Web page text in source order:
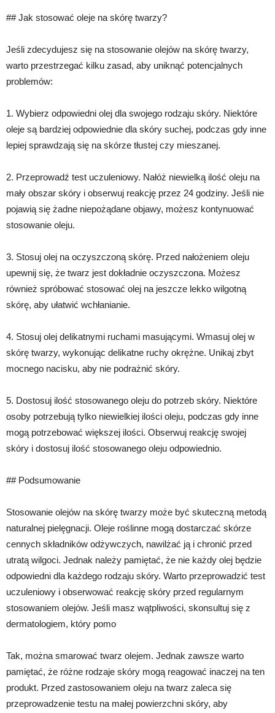
## Jak stosować oleje na skórę twarzy?
Jeśli zdecydujesz się na stosowanie olejów na skórę twarzy,
warto przestrzegać kilku zasad, aby uniknąć potencjalnych
problemów:
1. Wybierz odpowiedni olej dla swojego rodzaju skóry. Niektóre
oleje są bardziej odpowiednie dla skóry suchej, podczas gdy inne
lepiej sprawdzają się na skórze tłustej czy mieszanej.
2. Przeprowadź test uczuleniowy. Nałóż niewielką ilość oleju na
mały obszar skóry i obserwuj reakcję przez 24 godziny. Jeśli nie
pojawią się żadne niepożądane objawy, możesz kontynuować
stosowanie oleju.
3. Stosuj olej na oczyszczoną skórę. Przed nałożeniem oleju
upewnij się, że twarz jest dokładnie oczyszczona. Możesz
również spróbować stosować olej na jeszcze lekko wilgotną
skórę, aby ułatwić wchłanianie.
4. Stosuj olej delikatnymi ruchami masującymi. Wmasuj olej w
skórę twarzy, wykonując delikatne ruchy okrężne. Unikaj zbyt
mocnego nacisku, aby nie podrażnić skóry.
5. Dostosuj ilość stosowanego oleju do potrzeb skóry. Niektóre
osoby potrzebują tylko niewielkiej ilości oleju, podczas gdy inne
mogą potrzebować większej ilości. Obserwuj reakcję swojej
skóry i dostosuj ilość stosowanego oleju odpowiednio.
## Podsumowanie
Stosowanie olejów na skórę twarzy może być skuteczną metodą
naturalnej pielęgnacji. Oleje roślinne mogą dostarczać skórze
cennych składników odżywczych, nawilżać ją i chronić przed
utratą wilgoci. Jednak należy pamiętać, że nie każdy olej będzie
odpowiedni dla każdego rodzaju skóry. Warto przeprowadzić test
uczuleniowy i obserwować reakcję skóry przed regularnym
stosowaniem olejów. Jeśli masz wątpliwości, skonsultuj się z
dermatologiem, który pomo
Tak, można smarować twarz olejem. Jednak zawsze warto
pamiętać, że różne rodzaje skóry mogą reagować inaczej na ten
produkt. Przed zastosowaniem oleju na twarz zaleca się
przeprowadzenie testu na małej powierzchni skóry, aby